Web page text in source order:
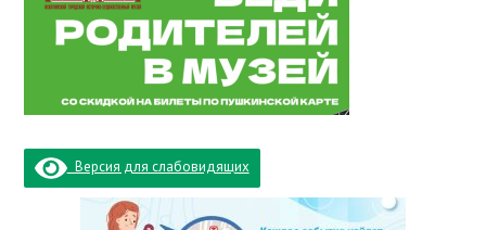
Версия для слабовидящих